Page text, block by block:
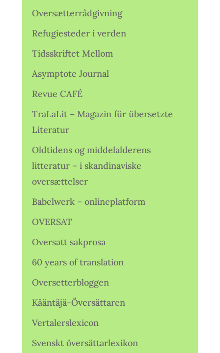
Oversætterrådgivning
Refugiesteder i verden
Tidsskriftet Mellom
Asymptote Journal
Revue CAFÉ
TraLaLit – Magazin für übersetzte
Literatur
Oldtidens og middelalderens
litteratur – i skandinaviske
oversættelser
Babelwerk – onlineplatform
OVERSAT
Oversatt sakprosa
60 years of translation
Oversetterbloggen
Kääntäjä-Översättaren
Vertalerslexicon
Svenskt översättarlexikon